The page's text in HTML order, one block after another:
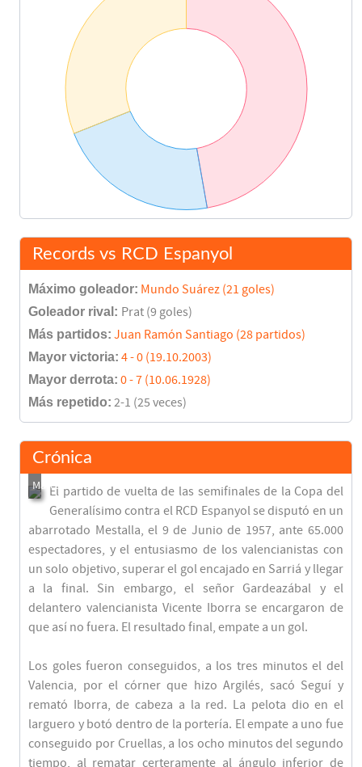
Records vs RCD Espanyol
Máximo goleador: Mundo Suárez (21 goles)
Goleador rival: Prat (9 goles)
Más partidos: Juan Ramón Santiago (28 partidos)
Mayor victoria: 4 - 0 (19.10.2003)
Mayor derrota: 0 - 7 (10.06.1928)
Más repetido: 2-1 (25 veces)
Crónica
El partido de vuelta de las semifinales de la Copa del
Generalísimo contra el RCD Espanyol se disputó en un
abarrotado Mestalla, el 9 de Junio de 1957, ante 65.000
espectadores, y el entusiasmo de los valencianistas con
un solo objetivo, superar el gol encajado en Sarriá y llegar
a la final. Sin embargo, el señor Gardeazábal y el
delantero valencianista Vicente Iborra se encargaron de
que así no fuera. El resultado final, empate a un gol.
Los goles fueron conseguidos, a los tres minutos el del
Valencia, por el córner que hizo Argilés, sacó Seguí y
remató Iborra, de cabeza a la red. La pelota dio en el
larguero y botó dentro de la portería. El empate a uno fue
conseguido por Cruellas, a los ocho minutos del segundo
tiempo, al rematar certeramente al ángulo inferior de